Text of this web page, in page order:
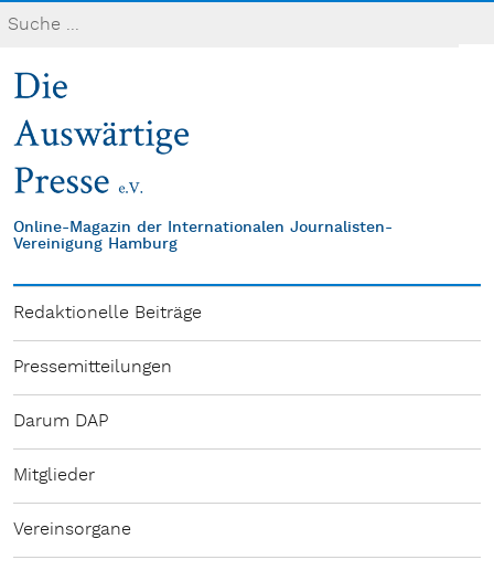
Online-Magazin der Internationalen Journalisten-
Vereinigung Hamburg
Redaktionelle Beiträge
Pressemitteilungen
Darum DAP
Mitglieder
Vereinsorgane